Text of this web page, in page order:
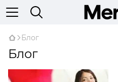
Блог
Блог